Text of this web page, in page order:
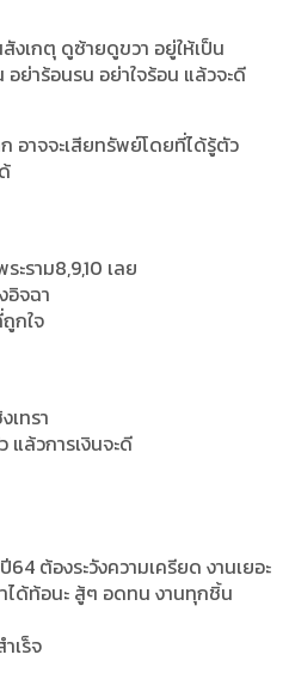
งเกตุ ดูซ้ายดูขวา อยู่ให้เป็น
ย่าร้อนรน อย่าใจร้อน แล้วจะดี
อาจจะเสียทรัพย์โดยที่ได้รู้ตัว
ราม8,9,10 เลย
อิจฉา
กใจ
เทรา
ล้วการเงินจะดี
ต้องระวังความเครียด งานเยอะ
ได้ท้อนะ สู้ๆ อดทน งานทุกชิ้น
เร็จ